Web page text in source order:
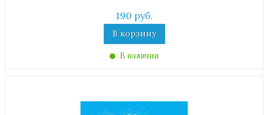
190 руб.
В корзину
В наличии